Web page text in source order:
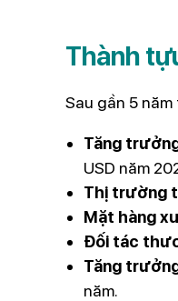
Thành
Sau gần 5
Tăng
USD năm
Thị trường
Mặt hàng
Đối tác
Tăng
năm.